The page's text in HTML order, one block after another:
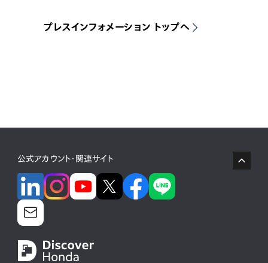
プレスインフォメーション トップへ
公式アカウント・関連サイト